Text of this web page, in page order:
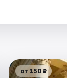
от 150 ₽